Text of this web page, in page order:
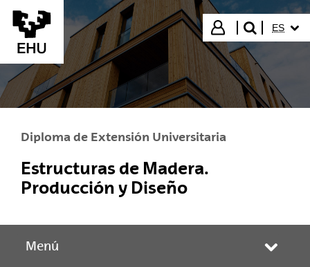
Saltar al contenido principal
Iniciar sesión
buscar"
ES
Diploma de Extensión Universitaria
Estructuras de Madera.
Producción y Diseño
Menú